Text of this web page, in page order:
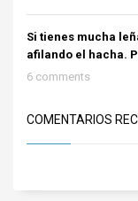
Si tienes mucha
afilando el hacha.
6 comments
COMENTARIOS